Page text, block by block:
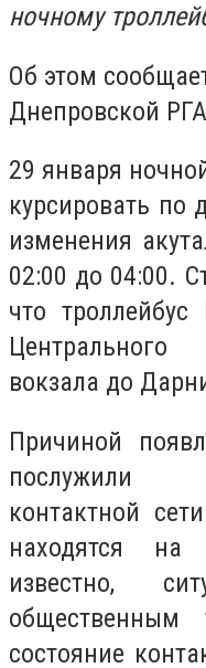
ночному
Об этом
Днепровской
29 января
курсировать по
изменения
02:00 до 04:00.
что
вокзала до
Причиной
послужили
контактной
находятся
известно,
общественным
состояние